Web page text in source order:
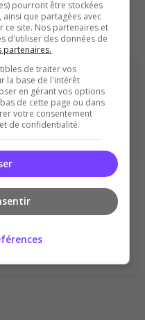
sur ce serveur.
Disponibilité
pourront être stockées
que partagées avec
ce site. Nos partenaires et
d'utiliser des données de
partenaires.
de traiter vos
la base de l'intérêt
en gérant vos options
de cette page ou dans
votre consentement
de confidentialité.